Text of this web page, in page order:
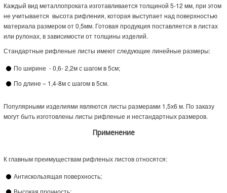
Каждый вид металлопроката изготавливается толщиной 5-12 мм, при этом
не учитывается высота рифления, которая выступает над поверхностью
материала размером от 0,5мм. Готовая продукция поставляется в листах
или рулонах, в зависимости от толщины изделий.
Стандартные рифленые листы имеют следующие линейные размеры:
По ширине - 0,6- 2,2м с шагом в 5см;
По длине – 1,4-8м с шагом в 5см.
Популярными изделиями являются листы размерами 1,5х6 м. По заказу
могут быть изготовлены листы рифленые и нестандартных размеров.
Применение
К главным преимуществам рифленых листов относятся:
Антискользящая поверхность;
Высокая прочность;